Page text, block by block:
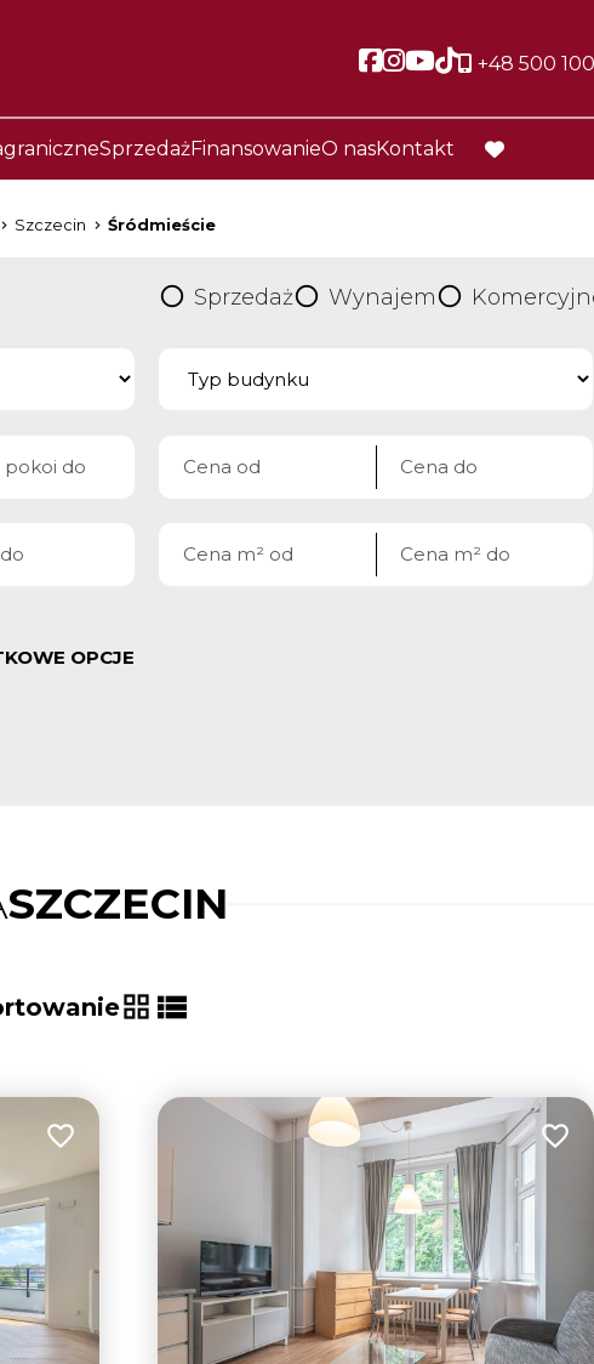
Social link
Social link
Social link
Social link
+48 500
SprzedażFinansowanieO nasKontakt
favorite
Szczecin Śródmieście
Sprzedaż Wynajem
OPCJE
SZCZECIN
tabela
lista
Dodaj do ulubionych